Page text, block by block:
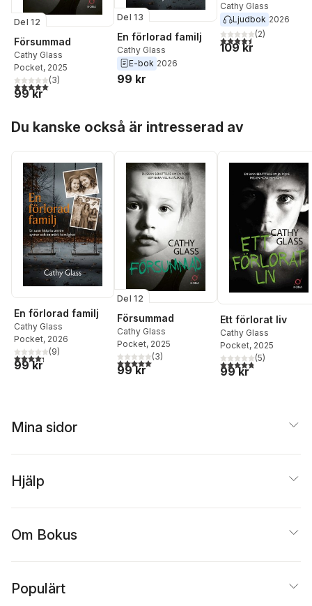
Del 12
Försummad
Cathy Glass
Pocket, 2025
5,0utav 5 stjärnor. Totalt antal röster:
(3)
99 kr
Del 13
En förlorad familj
Cathy Glass
E-bok 2026
99 kr
Cathy Glass
Ljudbok 2026
4,5utav 5 stjärnor.
(2)
109 kr
Du kanske också är intresserad av
En förlorad familj
Cathy Glass
Pocket, 2026
4,3utav 5 stjärnor. Totalt antal röster:
(9)
99 kr
Del 12
Försummad
Cathy Glass
Pocket, 2025
5,0utav 5 stjärnor. Totalt antal röster:
(3)
99 kr
Ett förlorat liv
Cathy Glass
Pocket, 2025
4,8utav 5 stjärnor.
(5)
99 kr
Mina sidor
Hjälp
Om Bokus
Populärt